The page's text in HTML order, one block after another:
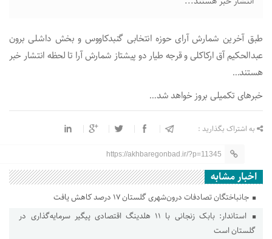
طبق آخرین شمارش آرای حوزه انتخابی گنبدکاووس و بخش داشلی برون
عبدالحکیم آق ارکاکلی و قرجه طیار دو پیشتاز شمارش آرا تا لحظه انتشار خبر
هستند…
خبرهای تکمیلی بروز خواهد شد…
به اشتراک بگذارید :
https://akhbaregonbad.ir/?p=11345
اخبار مشابه
جانباختگان تصادفات درون‌شهری گلستان ۱۷ درصد کاهش یافت
استاندار: بابک زنجانی با ۱۱ هلدینگ اقتصادی پیگیر سرمایه‌گذاری در
گلستان است